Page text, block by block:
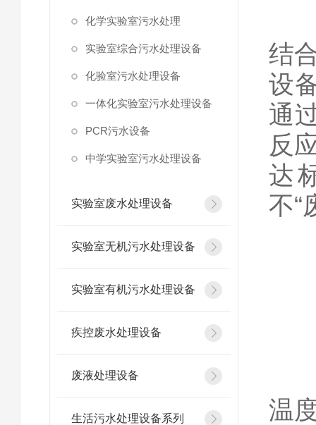
化学实验室污水处理
实验室综合污水处理设备
化验室污水处理设备
一体化实验室污水处理设备
PCR污水设备
中学实验室污水处理设备
实验室废水处理设备
实验室无机污水处理设备
实验室有机污水处理设备
疾控废水处理设备
废液处理设备
生活污水处理设备系列
结
设
通
反
达
不“
温